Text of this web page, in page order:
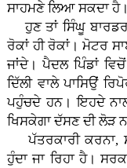
ਸਾਹਮਣੇ ਲਿਆ ਸਕਦਾ ਹੈ।
ਹੁਣ ਤਾਂ ਸਿੰਘੂ
ਰੋਕਾਂ ਹੀ ਰੋਕਾਂ। ਮੋਟਰ
ਜਾਂਦੇ। ਪੈਦਲ ਪਿੰਡਾਂ
ਦਿੱਲੀ ਵਾਲੇ ਪਾਸਿਉਂ
ਪਹੁੰਚਦੇ ਹਨ। ਇਹਦੇ
ਖਿਸਕੇਗਾ ਦੱਸਣ ਦੀ ਲੋੜ
ਪੱਤਰਕਾਰੀ ਕਰਨਾ,
ਹੁੰਦਾ ਜਾ ਰਿਹਾ ਹੈ।